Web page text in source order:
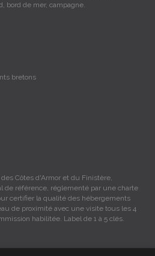
bord de mer, campagne.
bretons
Côtes d'Armor et du Finistère,
de référence, réglementé par une charte
certifier la qualité des hébergements
de proximité avec une visite tous les 4
habilitée. Label de 1 à 5 clés.